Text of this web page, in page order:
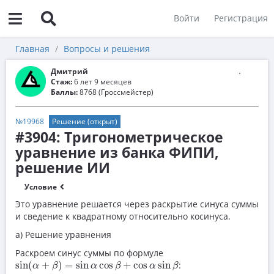
Войти Регистрация
Главная Вопросы и решения
Дмитрий
Стаж:6 лет 9 месяцев
Баллы:8768 (Гроссмейстер)
№19968 Решение (открыт)
#3904: Тригонометрическое
уравнение из банка ФИПИ,
решение ИИ
Условие
Это уравнение решается через раскрытие синуса суммы
и сведение к квадратному относительно косинуса.
а) Решение уравнения
Раскроем синус суммы по формуле
sin(α + β) = sinα cos β + cos α sin β
sin(α+β)=sinαcosβ+cosαsinβ :